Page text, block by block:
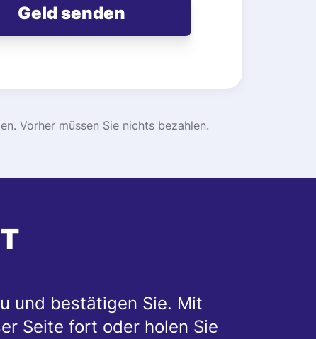
Geld senden
Vorher müssen Sie nichts bezahlen.
und bestätigen Sie. Mit
Seite fort oder holen Sie